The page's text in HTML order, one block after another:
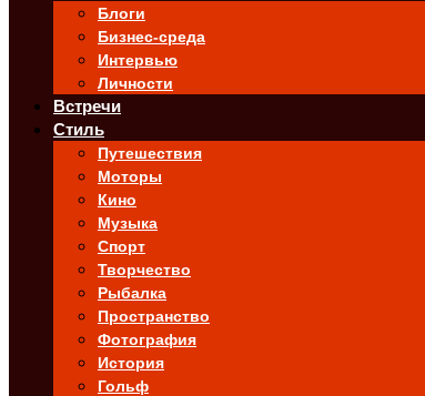
Блоги
Бизнес-среда
Интервью
Личности
Встречи
Стиль
Путешествия
Моторы
Кино
Музыка
Спорт
Творчество
Рыбалка
Пространство
Фотография
История
Гольф